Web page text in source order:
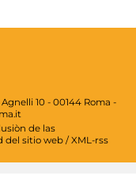
10 - 00144 Roma -
de las
del sitio web /XML-rss